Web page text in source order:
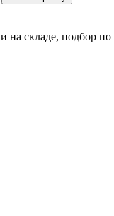
на складе, подбор